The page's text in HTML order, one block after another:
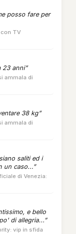
posso fare per
TV
23 anni”
ammala di
38 kg”
ammala di
saliti ed i
un caso...”
di Venezia:
e bello
di allegria...”
vip in sfida